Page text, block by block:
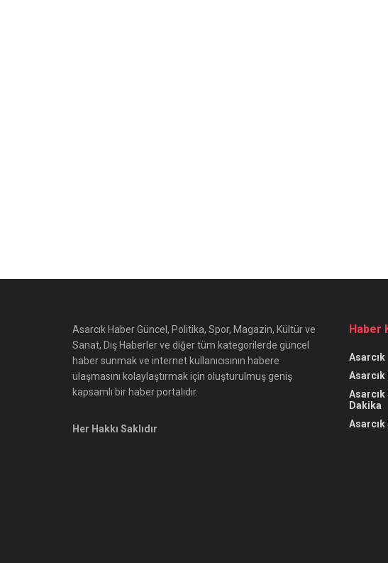
Asarcık Haber Güncel, Politika, Spor, Magazin, Kültür ve
Sanat, Dış Haberler ve diğer tüm kategorilerde güncel
haber sunmak ve internet kullanıcısının habere
ulaşmasını kolaylaştırmak için oluşturulmuş geniş
kapsamlı bir haber portalıdır.
Her Hakkı Saklıdır
Haber
Asarcık
Asarcık
Asarcık
Dakika
Asarcık